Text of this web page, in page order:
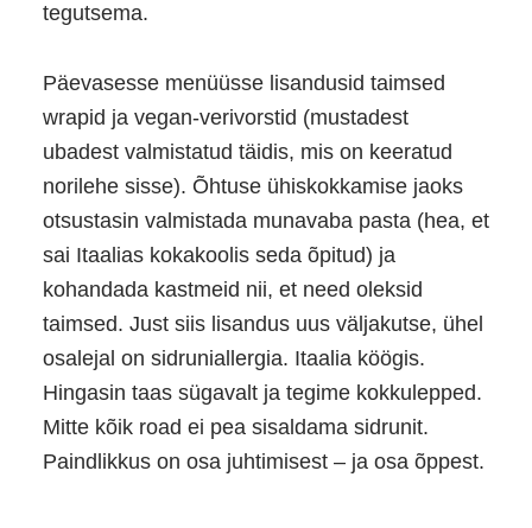
tegutsema.
Päevasesse menüüsse lisandusid taimsed
wrapid ja vegan‑verivorstid (mustadest
ubadest valmistatud täidis, mis on keeratud
norilehe sisse). Õhtuse ühiskokkamise jaoks
otsustasin valmistada munavaba pasta (hea, et
sai Itaalias kokakoolis seda õpitud) ja
kohandada kastmeid nii, et need oleksid
taimsed. Just siis lisandus uus väljakutse, ühel
osalejal on sidruniallergia. Itaalia köögis.
Hingasin taas sügavalt ja tegime kokkulepped.
Mitte kõik road ei pea sisaldama sidrunit.
Paindlikkus on osa juhtimisest – ja osa õppest.